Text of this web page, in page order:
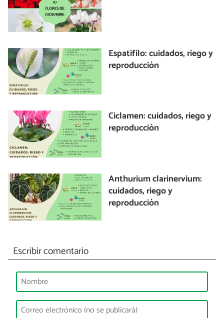
Espatifilo: cuidados, riego y
reproducción
Ciclamen: cuidados, riego y
reproducción
Anthurium clarinervium:
cuidados, riego y
reproducción
Escribir comentario